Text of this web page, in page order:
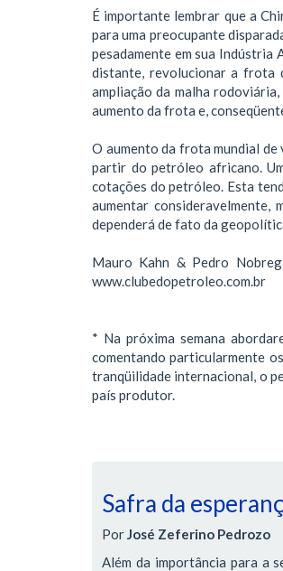
É importante lembrar que a
para uma preocupante
pesadamente em sua Indústria
distante, revolucionar a frota
ampliação da malha
aumento da frota e,
O aumento da frota mundial de
partir do petróleo africano.
cotações do petróleo. Esta
aumentar consideravelmente,
dependerá de fato da
Mauro Kahn & Pedro
www.clubedopetroleo.com.br
* Na próxima semana
comentando particularmente
tranqüilidade internacional, o
país produtor.
Safra da
PorJosé Zeferino Pedrozo
Além da importância para a